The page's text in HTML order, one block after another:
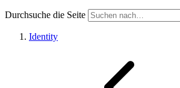
Durchsuche die Seite
Identity